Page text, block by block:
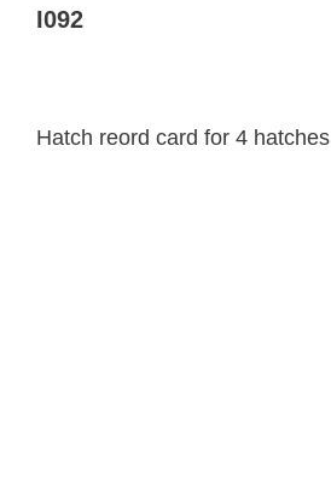
I092
Hatch reord card for 4 hatches